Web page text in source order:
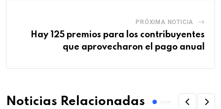
PRÓXIMA NOTICIA
Hay 125 premios para los contribuyentes
que aprovecharon el pago anual
Noticias Relacionadas